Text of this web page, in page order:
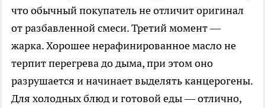
что обычный покупатель не отличит оригинал
от разбавленной смеси. Третий момент —
жарка. Хорошее нерафинированное масло не
терпит перегрева до дыма, при этом оно
разрушается и начинает выделять канцерогены.
Для холодных блюд и готовой еды — отлично,